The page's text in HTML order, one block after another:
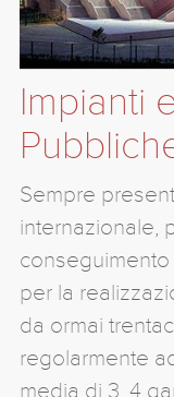
Impianti
Sempre
internazionale,
per la
da ormai
regolarmente
media di 3, 4